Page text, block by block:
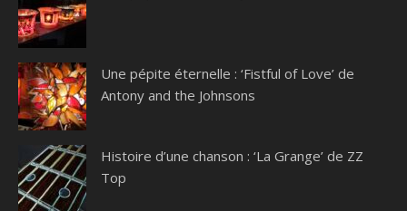
Une pépite éternelle : ‘Fistful of Love’ de
Antony and the Johnsons
Histoire d’une chanson : ‘La Grange’ de ZZ
Top